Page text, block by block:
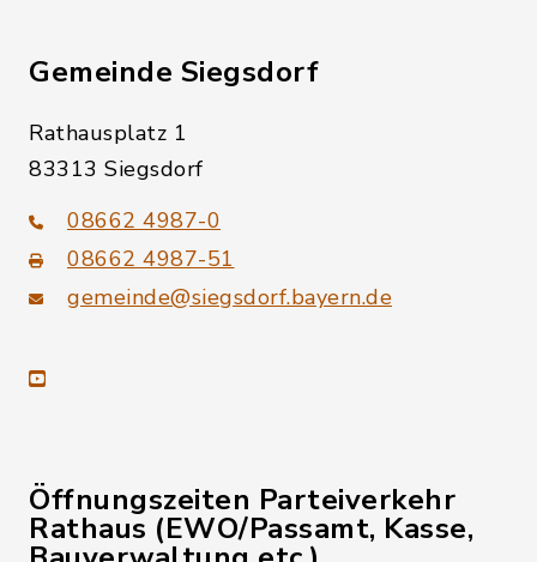
Gemeinde Siegsdorf
Rathausplatz 1
83313 Siegsdorf
08662 4987-0
08662 4987-51
gemeinde@siegsdorf.bayern.de
youtube
Öffnungszeiten Parteiverkehr
Rathaus (EWO/Passamt, Kasse,